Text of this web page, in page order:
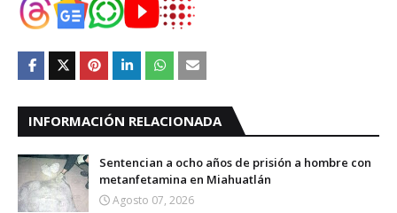
INFORMACIÓN RELACIONADA
Sentencian a ocho años de prisión a hombre con
metanfetamina en Miahuatlán
Agosto 07, 2026